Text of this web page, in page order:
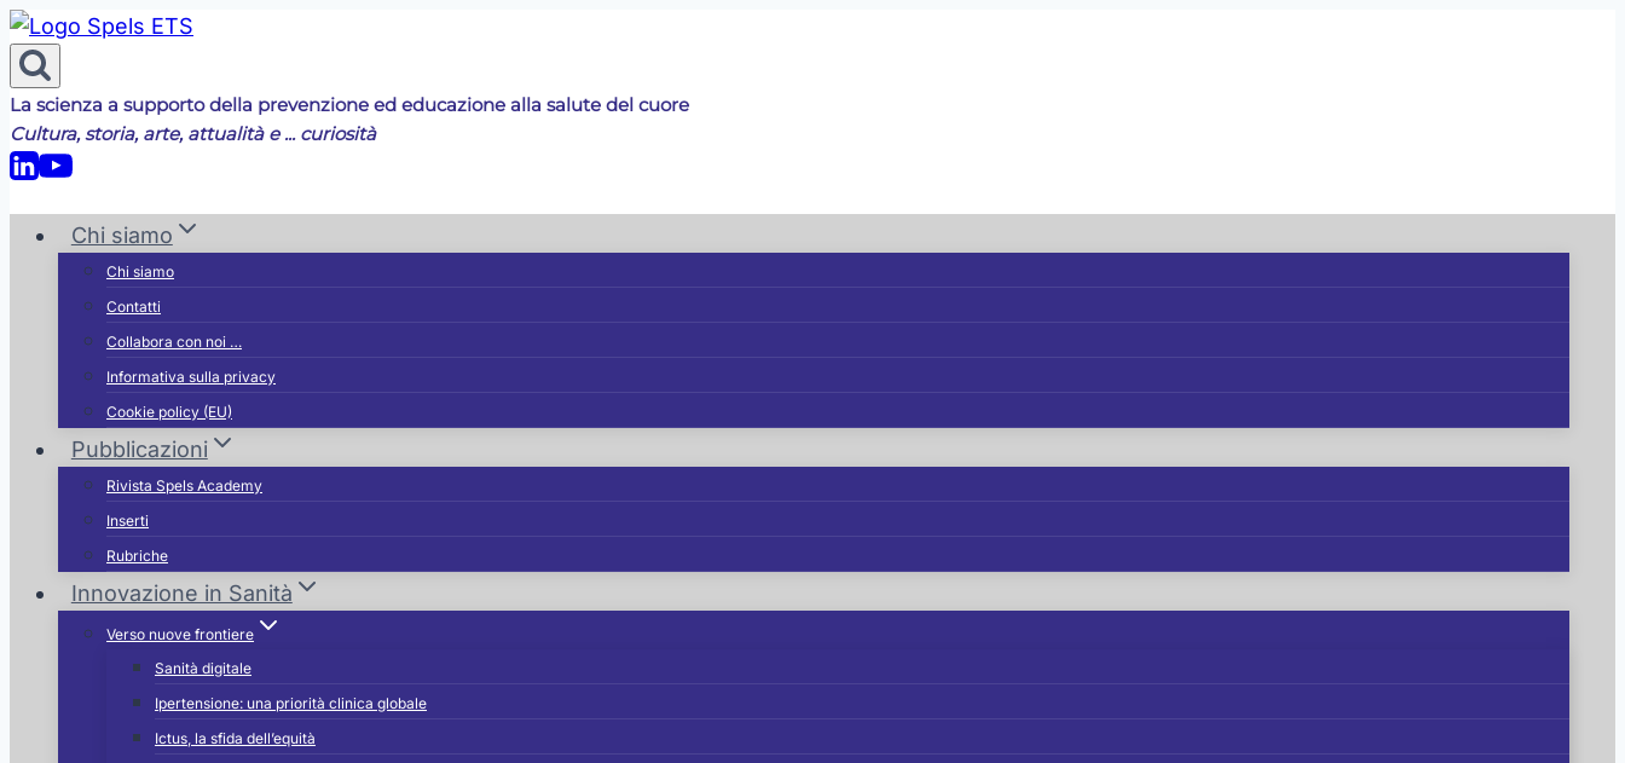
Salta
al
contenuto
La scienza a supporto della prevenzione ed educazione alla salute del cuore
Cultura, storia, arte, attualità e ... curiosità
Chi siamo
Chi siamo
Contatti
Collabora con noi …
Informativa sulla privacy
Cookie policy (EU)
Pubblicazioni
Rivista Spels Academy
Inserti
Rubriche
Innovazione in Sanità
Verso nuove frontiere
Sanità digitale
Ipertensione: una priorità clinica globale
Ictus, la sfida dell’equità